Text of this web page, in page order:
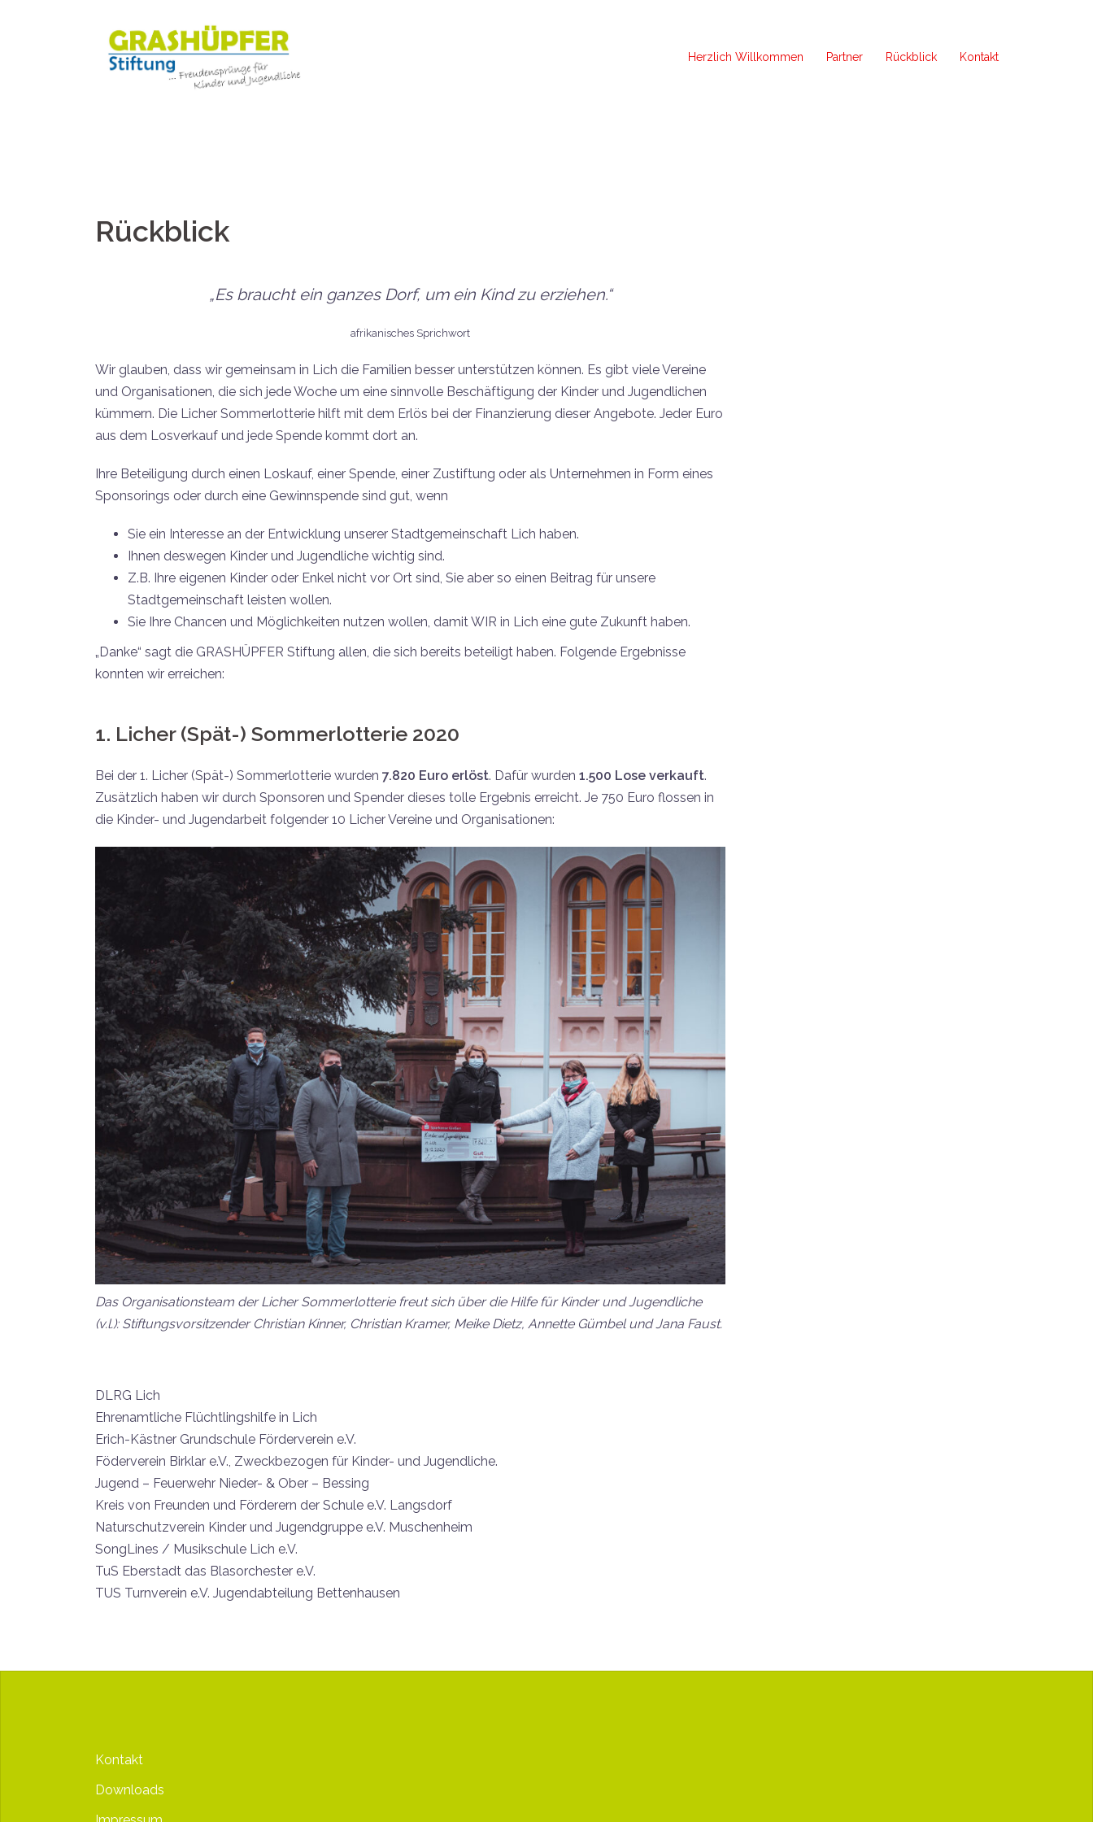
Herzlich Willkommen Partner Rückblick Kontakt
Rückblick
„Es braucht ein ganzes Dorf, um ein Kind zu erziehen.“
afrikanisches Sprichwort
Wir glauben, dass wir gemeinsam in Lich die Familien besser unterstützen können. Es gibt viele Vereine
und Organisationen, die sich jede Woche um eine sinnvolle Beschäftigung der Kinder und Jugendlichen
kümmern. Die Licher Sommerlotterie hilft mit dem Erlös bei der Finanzierung dieser Angebote. Jeder Euro
aus dem Losverkauf und jede Spende kommt dort an.
Ihre Beteiligung durch einen Loskauf, einer Spende, einer Zustiftung oder als Unternehmen in Form eines
Sponsorings oder durch eine Gewinnspende sind gut, wenn
Sie ein Interesse an der Entwicklung unserer Stadtgemeinschaft Lich haben.
Ihnen deswegen Kinder und Jugendliche wichtig sind.
Z.B. Ihre eigenen Kinder oder Enkel nicht vor Ort sind, Sie aber so einen Beitrag für unsere
Stadtgemeinschaft leisten wollen.
Sie Ihre Chancen und Möglichkeiten nutzen wollen, damit WIR in Lich eine gute Zukunft haben.
„Danke“ sagt die GRASHÜPFER Stiftung allen, die sich bereits beteiligt haben. Folgende Ergebnisse
konnten wir erreichen:
1. Licher (Spät-) Sommerlotterie 2020
Bei der 1. Licher (Spät-) Sommerlotterie wurden 7.820 Euro erlöst. Dafür wurden 1.500 Lose verkauft.
Zusätzlich haben wir durch Sponsoren und Spender dieses tolle Ergebnis erreicht. Je 750 Euro flossen in
die Kinder- und Jugendarbeit folgender 10 Licher Vereine und Organisationen:
Das Organisationsteam der Licher Sommerlotterie freut sich über die Hilfe für Kinder und Jugendliche
(v.l.): Stiftungsvorsitzender Christian Kinner, Christian Kramer, Meike Dietz, Annette Gümbel und Jana Faust.
DLRG Lich
Ehrenamtliche Flüchtlingshilfe in Lich
Erich-Kästner Grundschule Förderverein e.V.
Föderverein Birklar e.V., Zweckbezogen für Kinder- und Jugendliche.
Jugend – Feuerwehr Nieder- & Ober – Bessing
Kreis von Freunden und Förderern der Schule e.V. Langsdorf
Naturschutzverein Kinder und Jugendgruppe e.V. Muschenheim
SongLines / Musikschule Lich e.V.
TuS Eberstadt das Blasorchester e.V.
TUS Turnverein e.V. Jugendabteilung Bettenhausen
Kontakt
Downloads